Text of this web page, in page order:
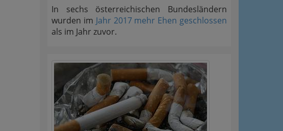
In sechs österreichischen Bundesländern
wurden im Jahr 2017 mehr Ehen geschlossen
als im Jahr zuvor.